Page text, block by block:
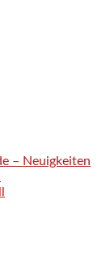
– Neuigkeiten